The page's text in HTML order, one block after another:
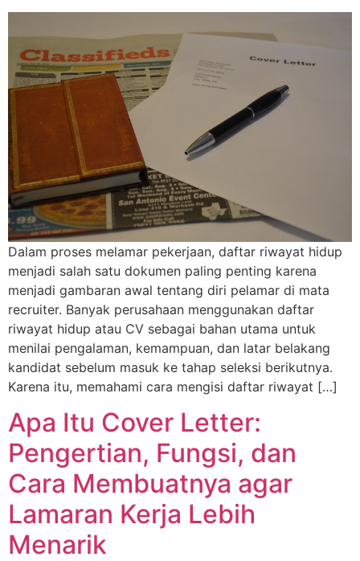
Dalam proses melamar pekerjaan, daftar riwayat hidup
menjadi salah satu dokumen paling penting karena
menjadi gambaran awal tentang diri pelamar di mata
recruiter. Banyak perusahaan menggunakan daftar
riwayat hidup atau CV sebagai bahan utama untuk
menilai pengalaman, kemampuan, dan latar belakang
kandidat sebelum masuk ke tahap seleksi berikutnya.
Karena itu, memahami cara mengisi daftar riwayat […]
Apa Itu Cover Letter:
Pengertian, Fungsi, dan
Cara Membuatnya agar
Lamaran Kerja Lebih
Menarik